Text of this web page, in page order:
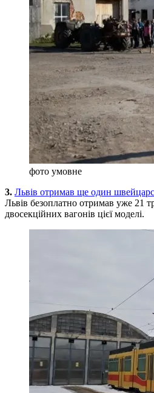
фото умовне
3. Львів отримав ще один
Львів безоплатно отримав уже 21
двосекційних вагонів цієї моделі.